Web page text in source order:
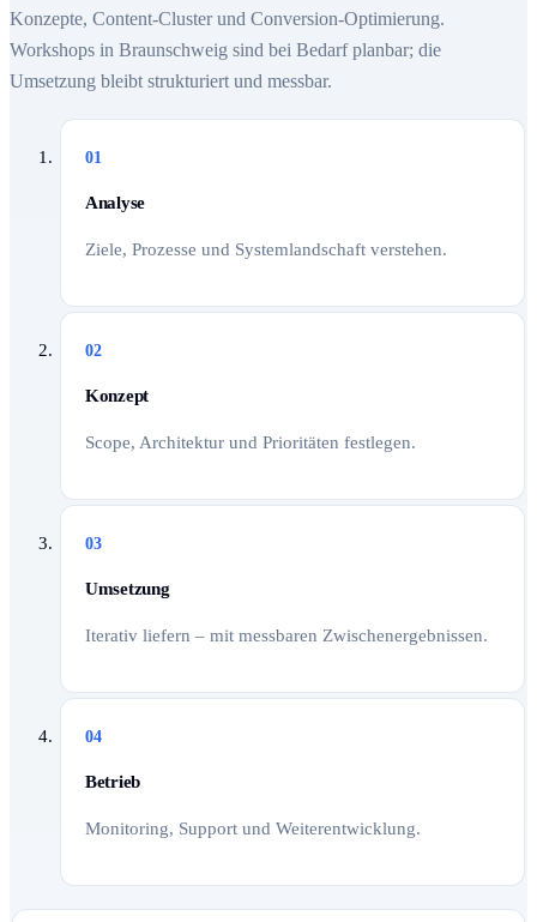
Konzepte, Content-Cluster und Conversion-Optimierung.
Workshops in Braunschweig sind bei Bedarf planbar; die
Umsetzung bleibt strukturiert und messbar.
01
Analyse
Ziele, Prozesse und Systemlandschaft verstehen.
02
Konzept
Scope, Architektur und Prioritäten festlegen.
03
Umsetzung
Iterativ liefern – mit messbaren Zwischenergebnissen.
04
Betrieb
Monitoring, Support und Weiterentwicklung.